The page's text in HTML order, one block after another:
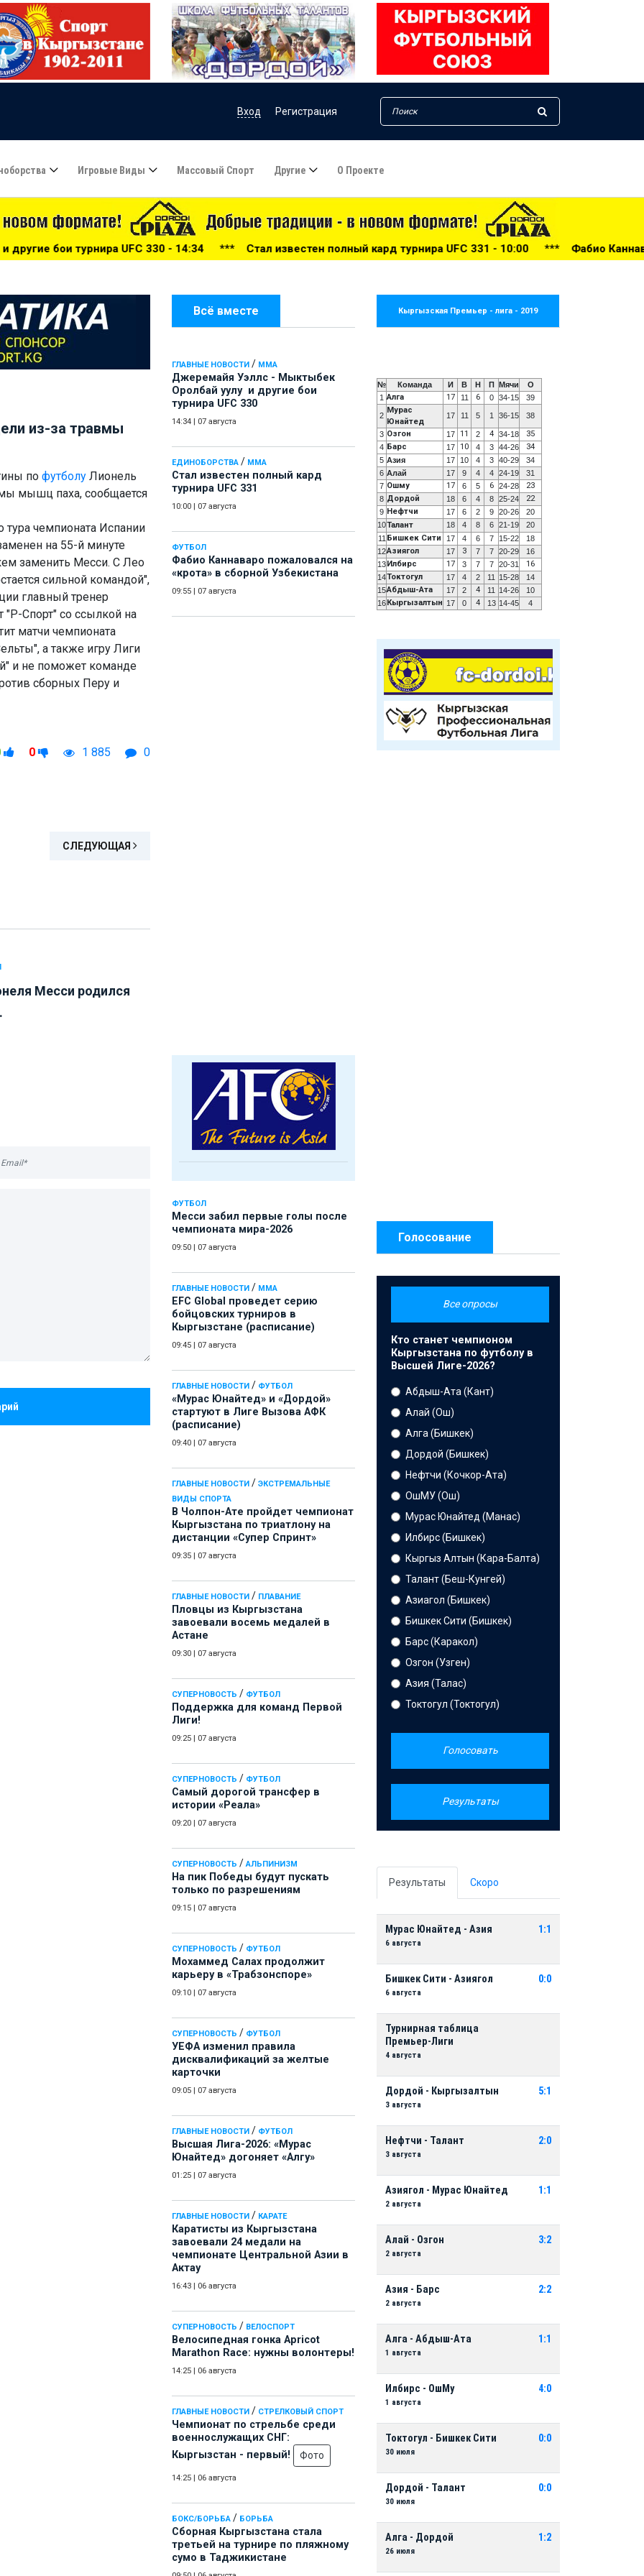
Вход Регистрация
Игровые Виды Массовый Спорт Другие О Проекте
330 - 14:34 ***Стал известен полный кард турнира UFC 331 - 10:00 ***Фабио Каннаваро пожаловался на
Всё вместе
ГЛАВНЫЕ НОВОСТИ / ММА
Джеремайя Уэллс - Мыктыбек
Оролбай уулу и другие бои
турнира UFC 330
14:34 07 августа
ЕДИНОБОРСТВА / ММА
Стал известен полный кард
турнира UFC 331
10:00 07 августа
ФУТБОЛ
Фабио Каннаваро пожаловался на
«крота» в сборной Узбекистана
09:55 07 августа
ФУТБОЛ
Месси забил первые голы после
чемпионата мира-2026
09:50 07 августа
ГЛАВНЫЕ НОВОСТИ / ММА
EFC Global проведет серию
бойцовских турниров в
Кыргызстане (расписание)
09:45 07 августа
ГЛАВНЫЕ НОВОСТИ / ФУТБОЛ
«Мурас Юнайтед» и «Дордой»
стартуют в Лиге Вызова АФК
(расписание)
09:40 07 августа
ГЛАВНЫЕ НОВОСТИ / ЭКСТРЕМАЛЬНЫЕ
ВИДЫ СПОРТА
В Чолпон-Ате пройдет чемпионат
Кыргызстана по триатлону на
дистанции «Супер Спринт»
09:35 07 августа
ГЛАВНЫЕ НОВОСТИ / ПЛАВАНИЕ
Пловцы из Кыргызстана
завоевали восемь медалей в
Астане
09:30 07 августа
СУПЕРНОВОСТЬ / ФУТБОЛ
Поддержка для команд Первой
Лиги!
09:25 07 августа
СУПЕРНОВОСТЬ / ФУТБОЛ
Самый дорогой трансфер в
истории «Реала»
09:20 07 августа
СУПЕРНОВОСТЬ / АЛЬПИНИЗМ
На пик Победы будут пускать
только по разрешениям
09:15 07 августа
СУПЕРНОВОСТЬ / ФУТБОЛ
Мохаммед Салах продолжит
карьеру в «Трабзонспоре»
09:10 07 августа
СУПЕРНОВОСТЬ / ФУТБОЛ
УЕФА изменил правила
дисквалификаций за желтые
карточки
09:05 07 августа
ГЛАВНЫЕ НОВОСТИ / ФУТБОЛ
Высшая Лига-2026: «Мурас
Юнайтед» догоняет «Алгу»
01:25 07 августа
ГЛАВНЫЕ НОВОСТИ / КАРАТЕ
Каратисты из Кыргызстана
завоевали 24 медали на
чемпионате Центральной Азии в
Актау
16:43 06 августа
СУПЕРНОВОСТЬ / ВЕЛОСПОРТ
Велосипедная гонка Apricot
Marathon Race: нужны волонтеры!
14:25 06 августа
ГЛАВНЫЕ НОВОСТИ / СТРЕЛКОВЫЙ СПОРТ
Чемпионат по стрельбе среди
военнослужащих СНГ:
Кыргызстан - первый!
Фото
14:25 06 августа
БОКС/БОРЬБА / БОРЬБА
Сборная Кыргызстана стала
третьей на турнире по пляжному
сумо в Таджикистане
из-за травмы
по футболу Лионель
мышц паха, сообщается
тура чемпионата Испании
на 55-й минуте
заменить Месси. С Лео
сильной командой",
главный тренер
"Р-Спорт" со ссылкой на
матчи чемпионата
а также игру Лиги
и не поможет команде
сборных Перу и
0 1 885 0
СЛЕДУЮЩАЯ
Месси родился
Кыргызская Премьер - лига - 2019
№ Команда И В Н П Мячи
О
1 Алга 17 11 6 0 34-15 39
2
Мурас
Юнайтед
17 11 5 1 36-15 38
3 Озгон 17 11 2 4 34-18 35
4 Барс 17 10 4 3 44-26 34
5 Азия 17 10 4 3 40-29
34
6 Алай 17 9 4 4 24-19
31
7 Ошму 17 6 5 6 24-28 23
8 Дордой 18 6 4 8 25-24 22
9 Нефтчи 17 6 2 9 20-26
20
10Талант 18 4 8 6 21-19
20
11 Бишкек Сити 17 4 6 7 15-22
18
12Азиягол 17 3 7 7 20-29
16
13 Илбирс 17 3 7 7 20-31 16
14Токтогул 17 4 2 11 15-28
14
15Абдыш-Ата 17 2 4 11 14-26
10
16 Кыргызалтын 17 0 4 13 14-45 4
Голосование
Все опросы
Кто станет чемпионом
Кыргызстана по футболу в
Высшей Лиге-2026?
Абдыш-Ата (Кант)
Алай (Ош)
Алга (Бишкек)
Дордой (Бишкек)
Нефтчи (Кочкор-Ата)
ОшМУ (Ош)
Мурас Юнайтед (Манас)
Илбирс (Бишкек)
Кыргыз Алтын (Кара-Балта)
Талант (Беш-Кунгей)
Азиагол (Бишкек)
Бишкек Сити (Бишкек)
Барс (Каракол)
Озгон (Узген)
Азия (Талас)
Токтогул (Токтогул)
Голосовать
Результаты
Результаты Скоро
Мурас Юнайтед - Азия
6 августа
1:1
Бишкек Сити - Азиягол
6 августа
0:0
Турнирная таблица
Премьер-Лиги
4 августа
Дордой - Кыргызалтын
3 августа
5:1
Нефтчи - Талант
3 августа
2:0
Азиягол - Мурас Юнайтед
2 августа
1:1
Алай - Озгон
2 августа
3:2
Азия - Барс
2 августа
2:2
Алга - Абдыш-Ата
1 августа
1:1
Илбирс - ОшМу
1 августа
4:0
Токтогул - Бишкек Сити
30 июля
0:0
Дордой - Талант
30 июля
0:0
Алга - Дордой
26 июля
1:2